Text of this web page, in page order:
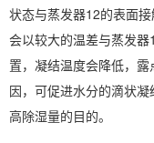
状态与蒸发器12的表面
会以较大的温差与蒸发
置，凝结温度会降低，
因，可促进水分的滴状
高除湿量的目的。